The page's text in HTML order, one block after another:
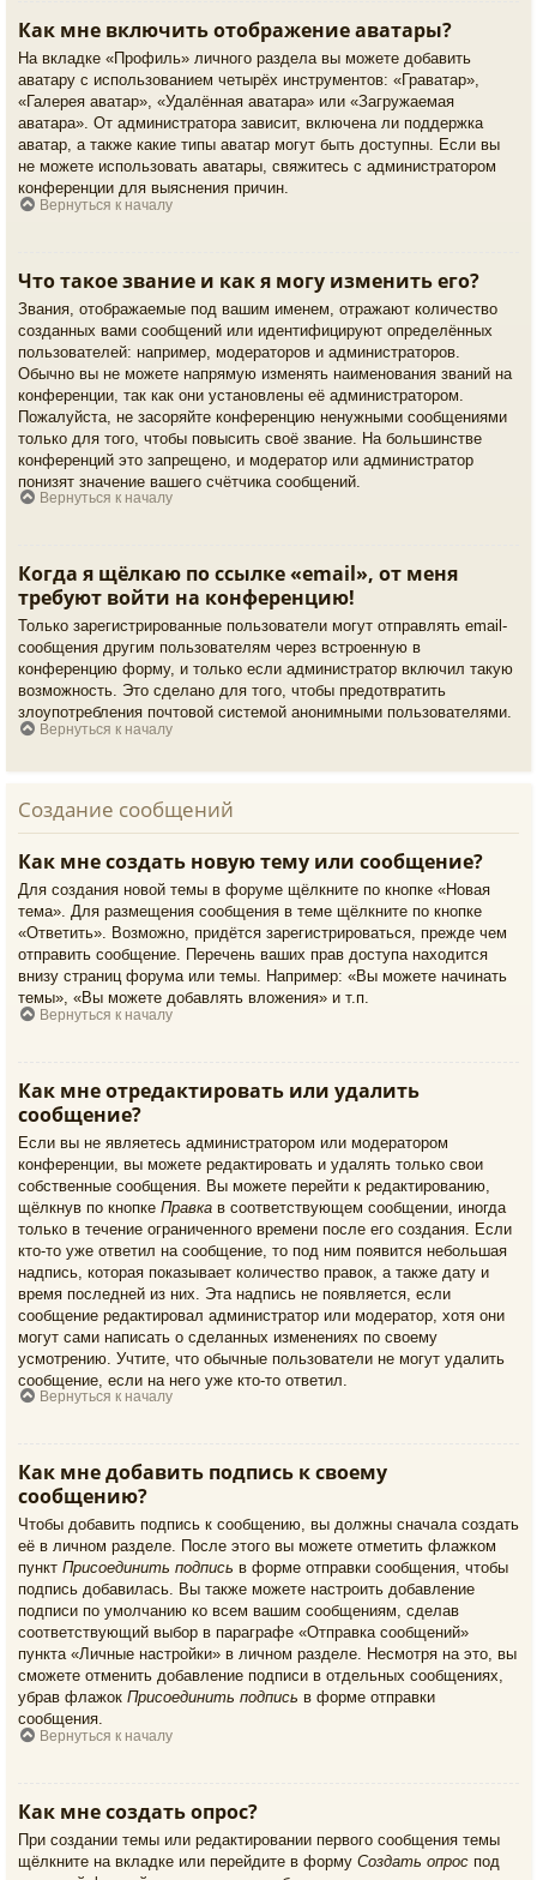
Как мне включить отображение аватары?
На вкладке «Профиль» личного раздела вы можете добавить
аватару с использованием четырёх инструментов: «Граватар»,
«Галерея аватар», «Удалённая аватара» или «Загружаемая
аватара». От администратора зависит, включена ли поддержка
аватар, а также какие типы аватар могут быть доступны. Если вы
не можете использовать аватары, свяжитесь с администратором
конференции для выяснения причин.
Вернуться к началу
Что такое звание и как я могу изменить его?
Звания, отображаемые под вашим именем, отражают количество
созданных вами сообщений или идентифицируют определённых
пользователей: например, модераторов и администраторов.
Обычно вы не можете напрямую изменять наименования званий на
конференции, так как они установлены её администратором.
Пожалуйста, не засоряйте конференцию ненужными сообщениями
только для того, чтобы повысить своё звание. На большинстве
конференций это запрещено, и модератор или администратор
понизят значение вашего счётчика сообщений.
Вернуться к началу
Когда я щёлкаю по ссылке «email», от меня
требуют войти на конференцию!
Только зарегистрированные пользователи могут отправлять email-
сообщения другим пользователям через встроенную в
конференцию форму, и только если администратор включил такую
возможность. Это сделано для того, чтобы предотвратить
злоупотребления почтовой системой анонимными пользователями.
Вернуться к началу
Создание сообщений
Как мне создать новую тему или сообщение?
Для создания новой темы в форуме щёлкните по кнопке «Новая
тема». Для размещения сообщения в теме щёлкните по кнопке
«Ответить». Возможно, придётся зарегистрироваться, прежде чем
отправить сообщение. Перечень ваших прав доступа находится
внизу страниц форума или темы. Например: «Вы можете начинать
темы», «Вы можете добавлять вложения» и т.п.
Вернуться к началу
Как мне отредактировать или удалить
сообщение?
Если вы не являетесь администратором или модератором
конференции, вы можете редактировать и удалять только свои
собственные сообщения. Вы можете перейти к редактированию,
щёлкнув по кнопке Правка в соответствующем сообщении, иногда
только в течение ограниченного времени после его создания. Если
кто-то уже ответил на сообщение, то под ним появится небольшая
надпись, которая показывает количество правок, а также дату и
время последней из них. Эта надпись не появляется, если
сообщение редактировал администратор или модератор, хотя они
могут сами написать о сделанных изменениях по своему
усмотрению. Учтите, что обычные пользователи не могут удалить
сообщение, если на него уже кто-то ответил.
Вернуться к началу
Как мне добавить подпись к своему
сообщению?
Чтобы добавить подпись к сообщению, вы должны сначала создать
её в личном разделе. После этого вы можете отметить флажком
пункт Присоединить подпись в форме отправки сообщения, чтобы
подпись добавилась. Вы также можете настроить добавление
подписи по умолчанию ко всем вашим сообщениям, сделав
соответствующий выбор в параграфе «Отправка сообщений»
пункта «Личные настройки» в личном разделе. Несмотря на это, вы
сможете отменить добавление подписи в отдельных сообщениях,
убрав флажок Присоединить подпись в форме отправки
сообщения.
Вернуться к началу
Как мне создать опрос?
При создании темы или редактировании первого сообщения темы
щёлкните на вкладке или перейдите в форму Создать опрос под